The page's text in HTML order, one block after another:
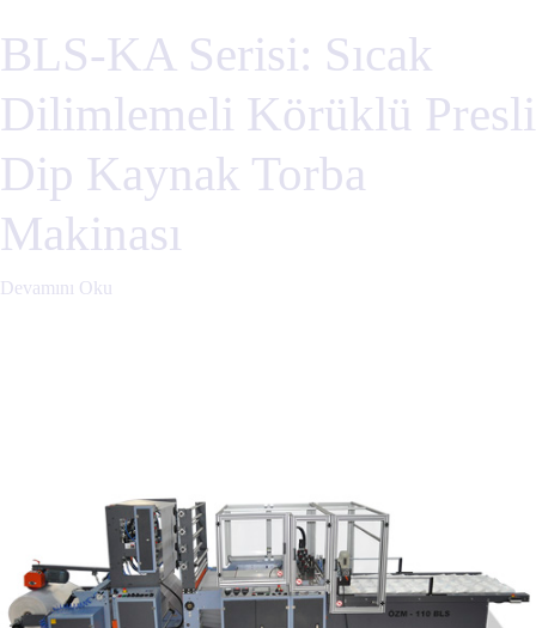
BLS-KA Serisi: Sıcak
Dilimlemeli Körüklü Presli
Dip Kaynak Torba
Makinası
Devamını Oku